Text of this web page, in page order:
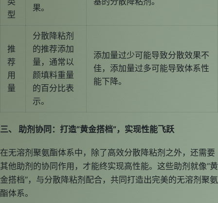
型
果。
推
荐
用
量
分散降粘剂
的推荐添加
量，通常以
颜填料重量
的百分比表
示。
添加量过少可能导致分散效果不
佳，添加量过多可能导致体系性
能下降。
三、 助剂协同：打造“黄金搭档”，实现性能飞跃
在无溶剂聚氨酯体系中，除了高效分散降粘剂之外，还需要
其他助剂的协同作用，才能终实现高性能。这些助剂就像“黄
金搭档”，与分散降粘剂配合，共同打造出完美的无溶剂聚氨
酯体系。